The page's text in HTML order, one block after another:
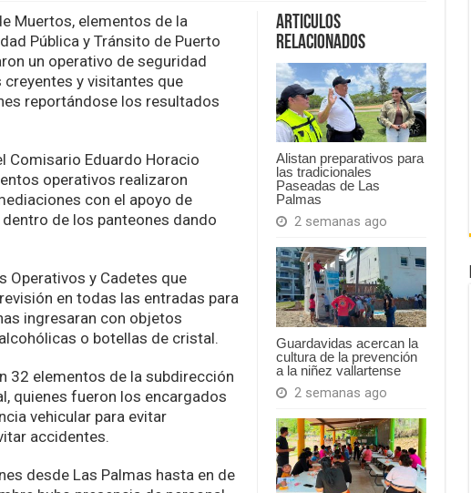
santa
paz
operativo
en
los
panteones
de
Puerto
Vallarta
Articulos
Relacionados
Alistan preparativos para
las tradicionales
Paseadas de Las
Palmas
2 semanas ago
Guardavidas acercan la
cultura de la prevención
a la niñez vallartense
2 semanas ago
Muertos, elementos de la
Pública y Tránsito de Puerto
un operativo de seguridad
y visitantes que
reportándose los resultados
Comisario Eduardo Horacio
operativos realizaron
con el apoyo de
de los panteones dando
Operativos y Cadetes que
en todas las entradas para
ingresaran con objetos
o botellas de cristal.
32 elementos de la subdirección
quienes fueron los encargados
vehicular para evitar
accidentes.
desde Las Palmas hasta en de